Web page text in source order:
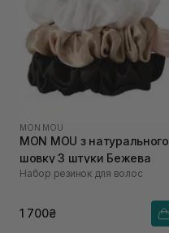
MON MOU
MON MOU з натурального
шовку 3 штуки Бежева
Набор резинок для волос
1 700₴